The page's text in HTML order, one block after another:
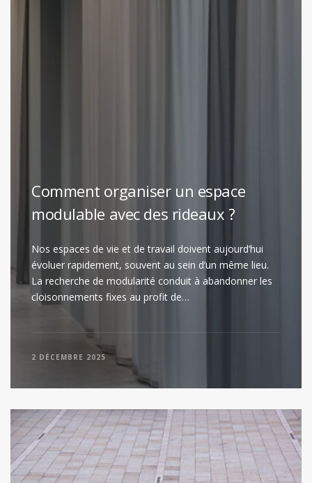
Comment organiser un espace
modulable avec des rideaux ?
Nos espaces de vie et de travail doivent aujourd’hui
évoluer rapidement, souvent au sein d’un même lieu.
La recherche de modularité conduit à abandonner les
cloisonnements fixes au profit de…
2 DÉCEMBRE 2025